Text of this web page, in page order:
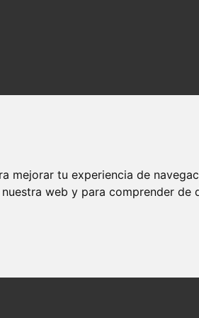
mejorar tu experiencia de
web y para comprender de